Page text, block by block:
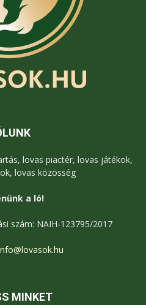
lovas piactér, lovas játékok,
lovas közösség
a ló!
szám: NAIH-123795/2017
MINKET